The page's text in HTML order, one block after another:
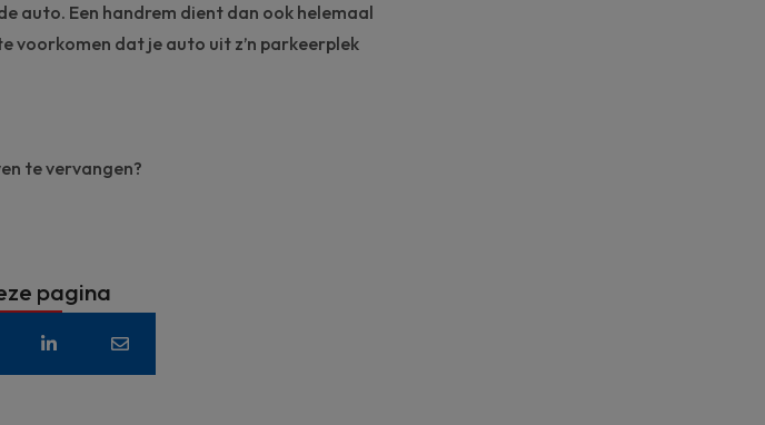
auto. Een handrem dient dan ook helemaal
voorkomen dat je auto uit z’n parkeerplek
te vervangen?
pagina